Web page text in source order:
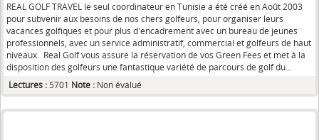
REAL GOLF TRAVEL le seul coordinateur en Tunisie a été créé en Août 2003
pour subvenir aux besoins de nos chers golfeurs, pour organiser leurs
vacances golfiques et pour plus d'encadrement avec un bureau de jeunes
professionnels, avec un service administratif, commercial et golfeurs de haut
niveaux. Real Golf vous assure la réservation de vos Green Fees et met à la
disposition des golfeurs une fantastique variété de parcours de golf du...
Lectures :5701 Note : Non évalué